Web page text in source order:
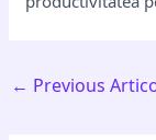
← Previous